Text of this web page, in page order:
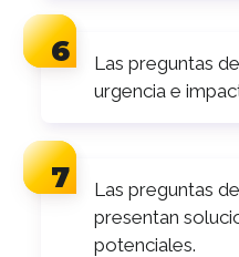
Las preguntas
urgencia e
Las preguntas
presentan
potenciales.